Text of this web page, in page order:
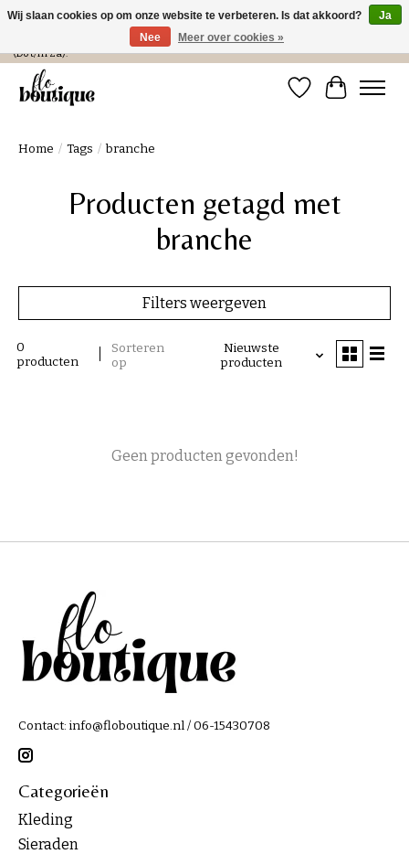
Verzending in NL € 4,99 en gratis bij een bestelling > € 100 of afhalen in de winkel
(Do t/m Za).
Verlanglijst
Home / Tags / branche
Producten getagd met
branche
Filters weergeven
0
producten
Sorteren
op
Nieuwste
producten
Geen producten gevonden!
Contact: info@floboutique.nl/ 06-15430708
Categorieën
Kleding
Sieraden
Wij slaan cookies op om onze website te verbeteren. Is dat akkoord?
Ja
Nee
Meer over cookies »